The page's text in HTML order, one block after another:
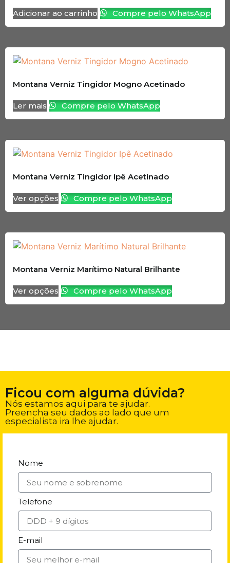
Adicionar ao carrinho Compre pelo WhatsApp
Montana Verniz Tingidor Mogno Acetinado
Ler mais Compre pelo WhatsApp
Montana Verniz Tingidor Ipê Acetinado
Ver opções Compre pelo WhatsApp
Montana Verniz Marítimo Natural Brilhante
Ver opções Compre pelo WhatsApp
Ficou com alguma dúvida?
Nós estamos aqui para te ajudar.
Preencha seu dados ao lado que um
especialista ira lhe ajudar.
Nome
Telefone
E-mail